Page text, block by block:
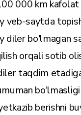
000 km
veb-saytda
diler bo'lmagan
orqali sotib
taqdim
berishni